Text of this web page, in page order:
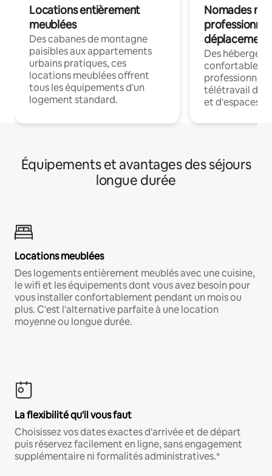
Locations entièrement
meublées
Des cabanes de montagne
paisibles aux appartements
urbains pratiques, ces
locations meublées offrent
tous les équipements d'un
logement standard.
Nomades
déplacement
Des
confortables
professionnels
télétravail
et d'espaces
Équipements et avantages des séjours
longue durée
Locations meublées
Des logements entièrement meublés avec une cuisine,
le wifi et les équipements dont vous avez besoin pour
vous installer confortablement pendant un mois ou
plus. C'est l'alternative parfaite à une location
moyenne ou longue durée.
La flexibilité qu'il vous faut
Choisissez vos dates exactes d'arrivée et de départ
puis réservez facilement en ligne, sans engagement
supplémentaire ni formalités administratives.*